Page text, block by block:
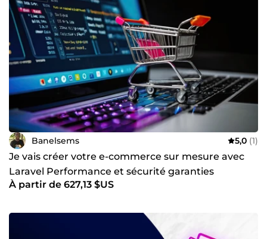
Banelsems 5,0 (1)
Je vais créer votre e-commerce sur mesure avec
Laravel Performance et sécurité garanties
À partir de 627,13 $US